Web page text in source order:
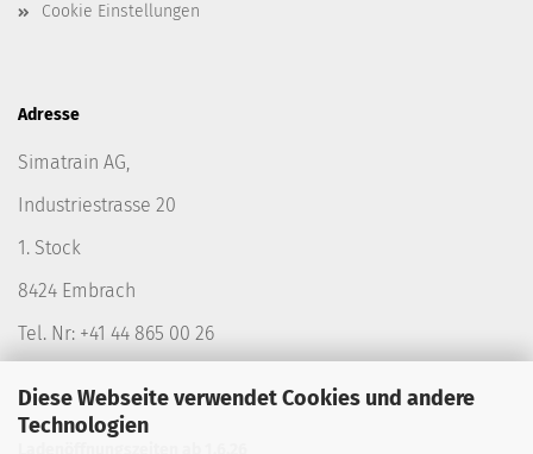
Diese Webseite verwendet Cookies und andere
Technologien
Cookie Einstellungen
Adresse
Simatrain AG,
Industriestrasse 20
1. Stock
8424 Embrach
Tel. Nr: +41 44 865 00 26